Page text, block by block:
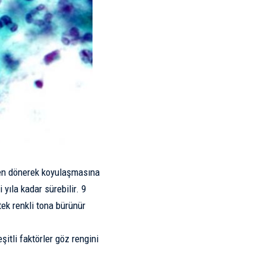
dönerek koyulaşmasına
yıla kadar sürebilir. 9
renkli tona bürünür
faktörler göz rengini